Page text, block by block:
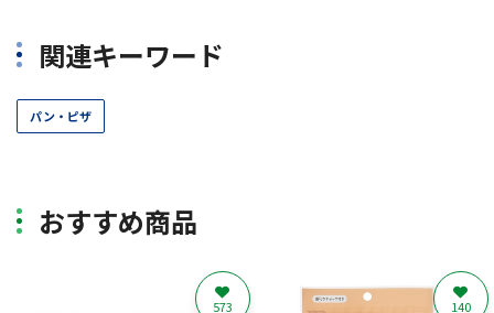
関連キーワード
パン・ピザ
おすすめ商品
573 140